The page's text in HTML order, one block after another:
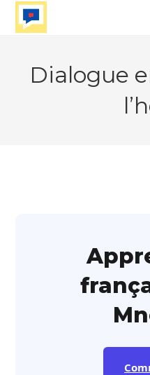
Skip
Dialogue